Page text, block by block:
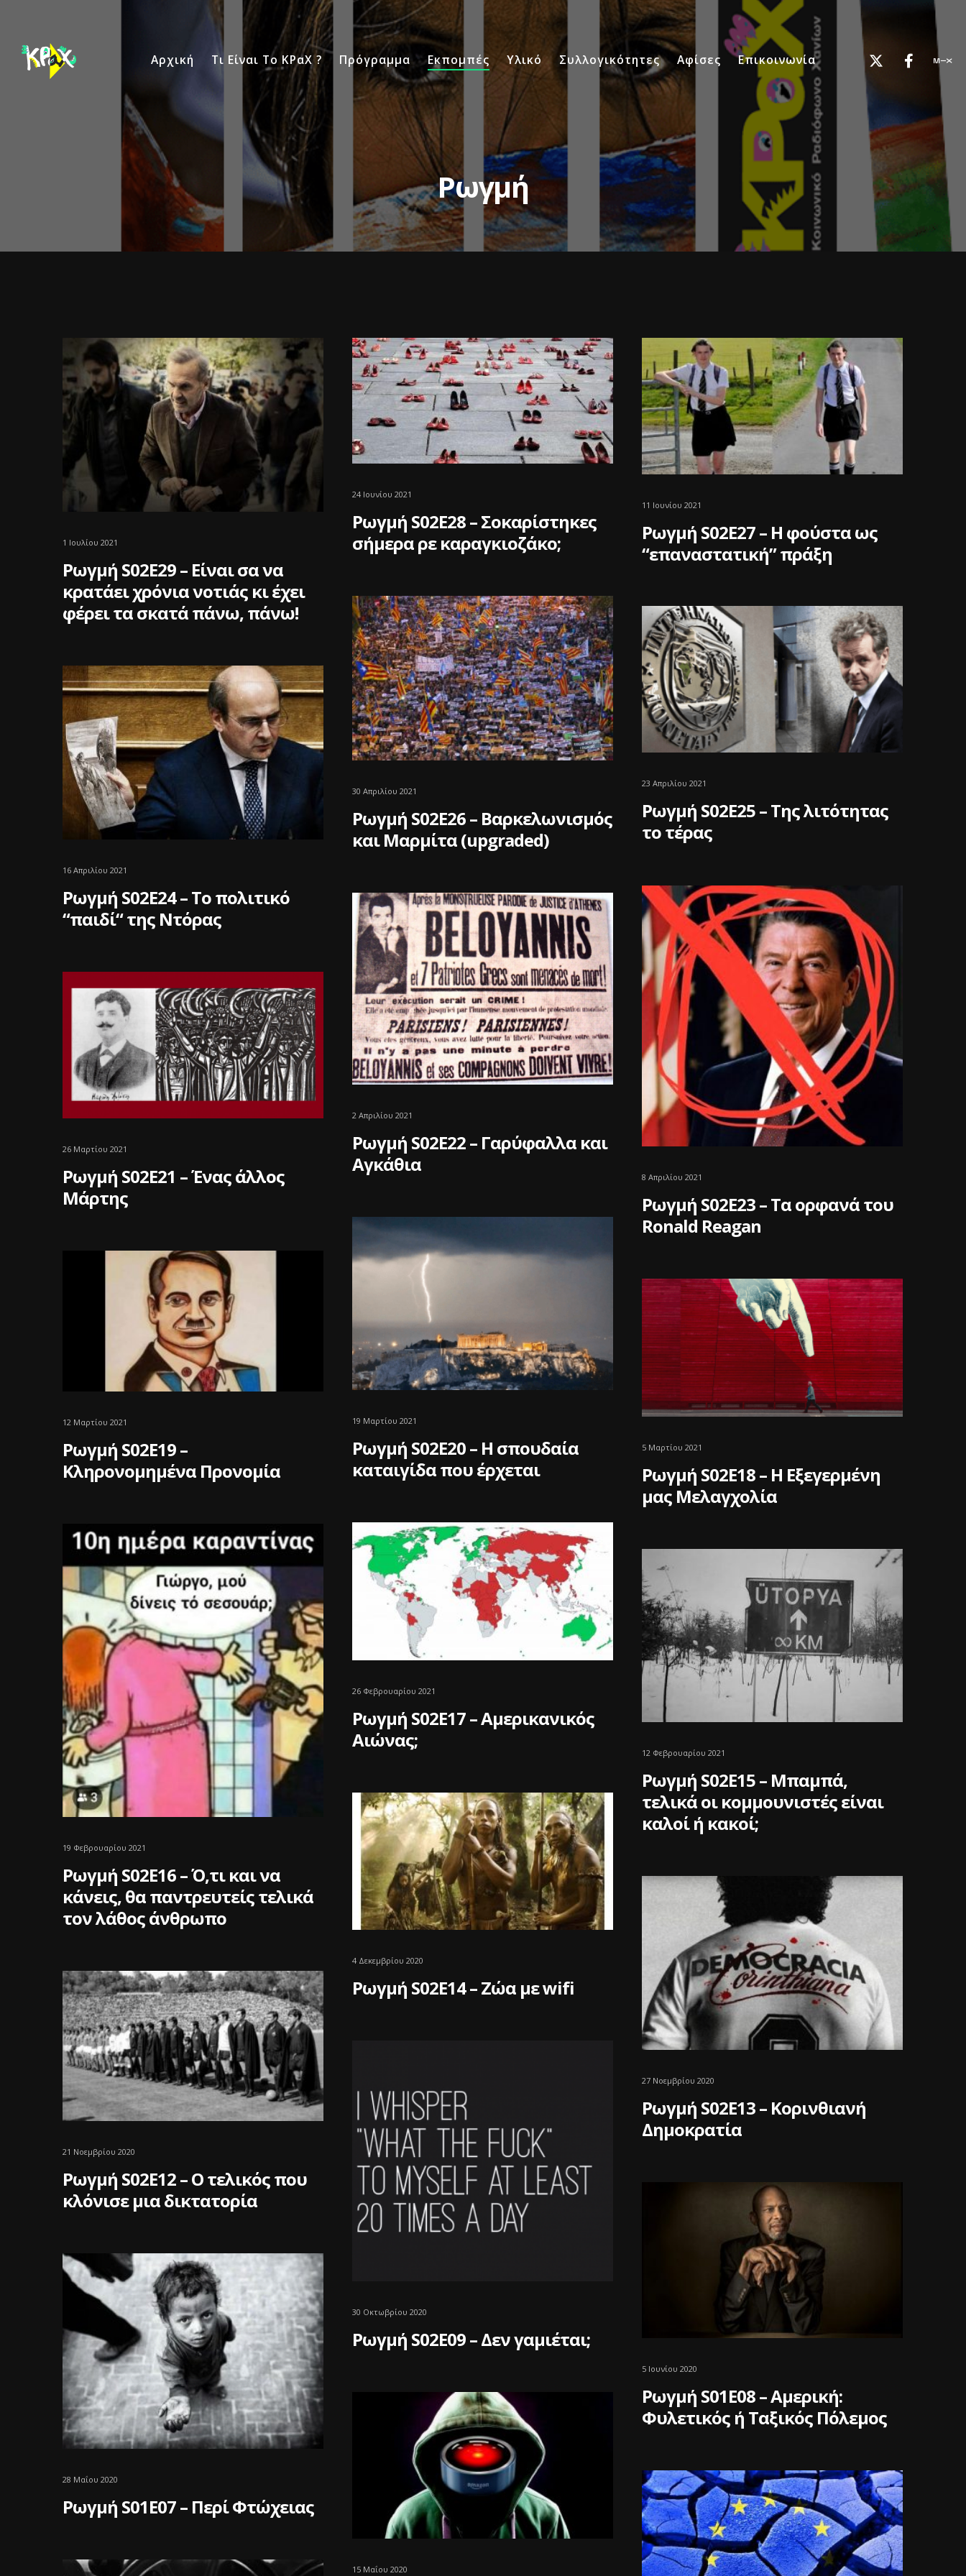
Αρχική Τι Είναι Το ΚΡαΧ ? Πρόγραμμα Εκπομπές Υλικό Συλλογικότητες Αφίσες Επικοινωνία
Ρωγμή
1 Ιουλίου 2021
Ρωγμή S02E29 – Είναι σα να
κρατάει χρόνια νοτιάς κι έχει
φέρει τα σκατά πάνω, πάνω!
24 Ιουνίου 2021
Ρωγμή S02E28 – Σοκαρίστηκες
σήμερα ρε καραγκιοζάκο;
11 Ιουνίου 2021
Ρωγμή S02E27 – Η φούστα ως
“επαναστατική” πράξη
30 Απριλίου 2021
Ρωγμή S02E26 – Βαρκελωνισμός
και Μαρμίτα (upgraded)
23 Απριλίου 2021
Ρωγμή S02E25 – Της λιτότητας
το τέρας
16 Απριλίου 2021
Ρωγμή S02E24 – Το πολιτικό
“παιδί“ της Ντόρας
8 Απριλίου 2021
Ρωγμή S02E23 – Τα ορφανά του
Ronald Reagan
2 Απριλίου 2021
Ρωγμή S02E22 – Γαρύφαλλα και
Αγκάθια
26 Μαρτίου 2021
Ρωγμή S02E21 – Ένας άλλος
Μάρτης
19 Μαρτίου 2021
Ρωγμή S02E20 – Η σπουδαία
καταιγίδα που έρχεται
12 Μαρτίου 2021
Ρωγμή S02E19 –
Κληρονομημένα Προνομία
5 Μαρτίου 2021
Ρωγμή S02E18 – Η Εξεγερμένη
μας Μελαγχολία
26 Φεβρουαρίου 2021
Ρωγμή S02E17 – Αμερικανικός
Αιώνας;
19 Φεβρουαρίου 2021
Ρωγμή S02E16 – Ό,τι και να
κάνεις, θα παντρευτείς τελικά
τον λάθος άνθρωπο
12 Φεβρουαρίου 2021
Ρωγμή S02E15 – Μπαμπά,
τελικά οι κομμουνιστές είναι
καλοί ή κακοί;
4 Δεκεμβρίου 2020
Ρωγμή S02E14 – Ζώα με wifi
27 Νοεμβρίου 2020
Ρωγμή S02E13 – Κορινθιανή
Δημοκρατία
21 Νοεμβρίου 2020
Ρωγμή S02E12 – Ο τελικός που
κλόνισε μια δικτατορία
30 Οκτωβρίου 2020
Ρωγμή S02E09 – Δεν γαμιέται;
5 Ιουνίου 2020
Ρωγμή S01E08 – Αμερική:
Φυλετικός ή Ταξικός Πόλεμος
28 Μαΐου 2020
Ρωγμή S01E07 – Περί Φτώχειας
15 Μαΐου 2020